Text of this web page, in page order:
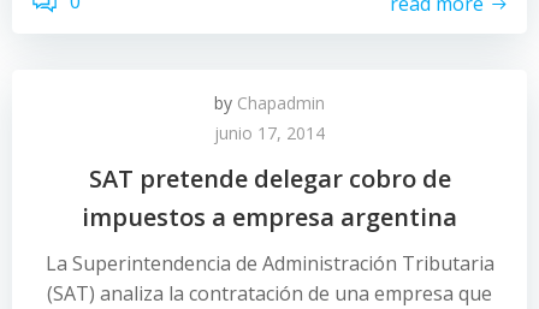
by Chapadmin
junio 17, 2014
SAT pretende delegar cobro de
impuestos a empresa argentina
La Superintendencia de Administración Tributaria
(SAT) analiza la contratación de una empresa que